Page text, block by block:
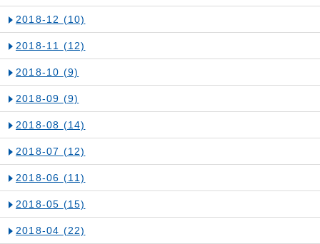
2018-12 (10)
2018-11 (12)
2018-10 (9)
2018-09 (9)
2018-08 (14)
2018-07 (12)
2018-06 (11)
2018-05 (15)
2018-04 (22)